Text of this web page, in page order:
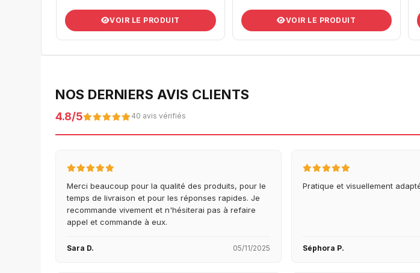
VOIR LE PRODUIT VOIR LE PRODUIT
NOS DERNIERS AVIS CLIENTS
4.8/5 40 avis vérifiés
Merci beaucoup pour la qualité des produits, pour le
temps de livraison et pour les réponses rapides. Je
recommande vivement et n'hésiterai pas à refaire
appel et commande à eux.
Sara D. 05/11/2025
Pratique et visuellement
Séphora P.